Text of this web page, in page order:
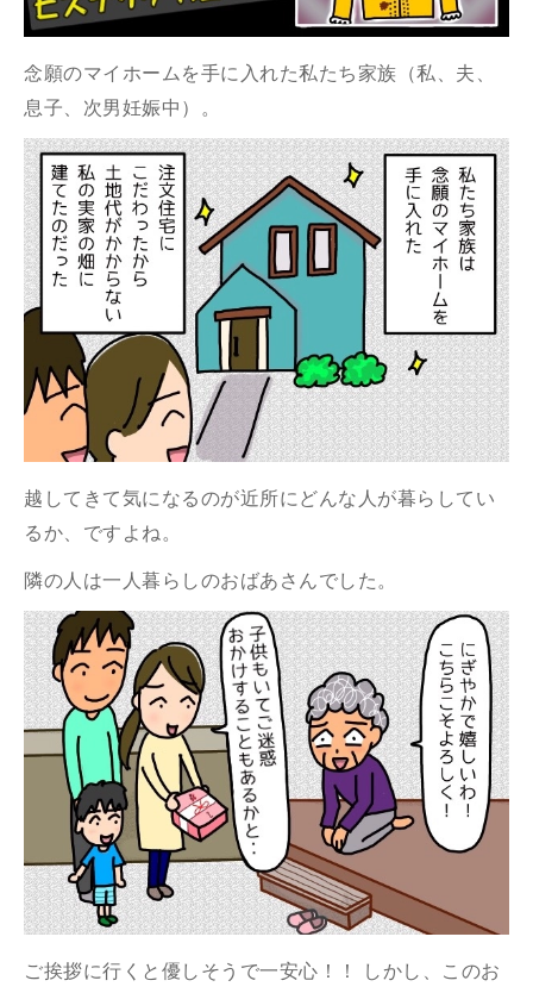
念願のマイホームを手に入れた私たち家族（私、夫、
息子、次男妊娠中）。
越してきて気になるのが近所にどんな人が暮らしてい
るか、ですよね。
隣の人は一人暮らしのおばあさんでした。
ご挨拶に行くと優しそうで一安心！！ しかし、このお